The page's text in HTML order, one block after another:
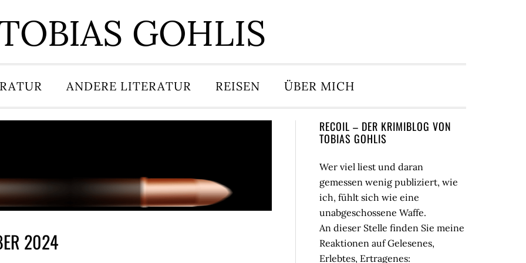
GOHLIS
ANDERE LITERATUR REISEN ÜBER MICH
2024
Seitenspalte
RECOIL – DER KRIMIBLOG VON
TOBIAS GOHLIS
Wer viel liest und daran
gemessen wenig publiziert, wie
ich, fühlt sich wie eine
unabgeschossene Waffe.
An dieser Stelle finden Sie meine
Reaktionen auf Gelesenes,
Erlebtes, Ertragenes: